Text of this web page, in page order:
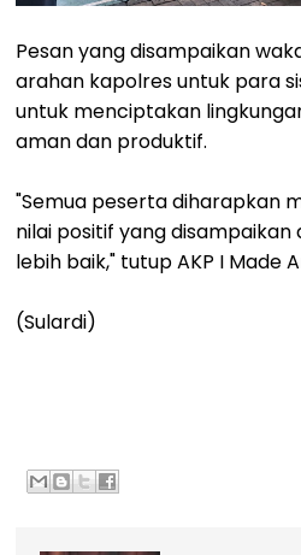
Pesan yang disampaikan
arahan kapolres untuk para
untuk menciptakan
aman dan produktif.
"Semua peserta diharapkan
nilai positif yang
lebih baik," tutup AKP I Made
(Sulardi)